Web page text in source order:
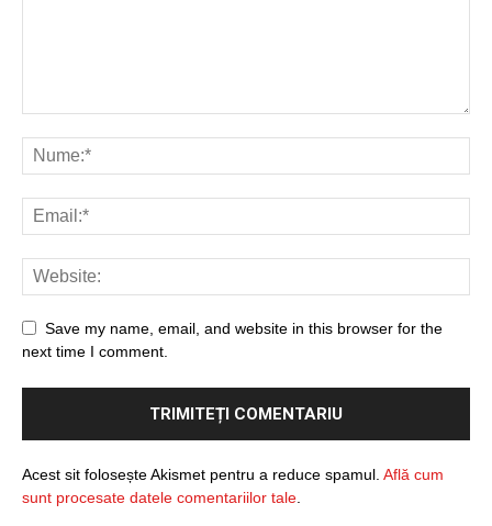
Save my name, email, and website in this browser for the
next time I comment.
Acest sit folosește Akismet pentru a reduce spamul. Află cum
sunt procesate datele comentariilor tale